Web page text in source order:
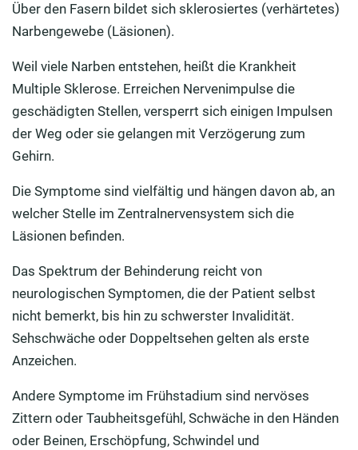
Über den Fasern bildet sich sklerosiertes (verhärtetes)
Narbengewebe (Läsionen).
Weil viele Narben entstehen, heißt die Krankheit
Multiple Sklerose. Erreichen Nervenimpulse die
geschädigten Stellen, versperrt sich einigen Impulsen
der Weg oder sie gelangen mit Verzögerung zum
Gehirn.
Die Symptome sind vielfältig und hängen davon ab, an
welcher Stelle im Zentralnervensystem sich die
Läsionen befinden.
Das Spektrum der Behinderung reicht von
neurologischen Symptomen, die der Patient selbst
nicht bemerkt, bis hin zu schwerster Invalidität.
Sehschwäche oder Doppeltsehen gelten als erste
Anzeichen.
Andere Symptome im Frühstadium sind nervöses
Zittern oder Taubheitsgefühl, Schwäche in den Händen
oder Beinen, Erschöpfung, Schwindel und